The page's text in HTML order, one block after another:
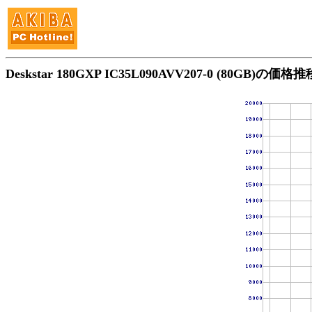
Deskstar 180GXP IC35L090AVV207-0 (80GB)の価格推